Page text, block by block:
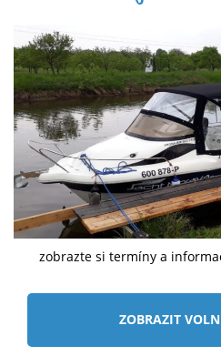
zobrazte si termíny a
ZOBRAZIT